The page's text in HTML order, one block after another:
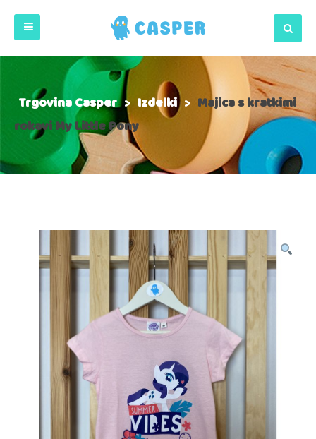
Trgovina Casper> Izdelki > Majica s kratkimi
rokavi My Little Pony